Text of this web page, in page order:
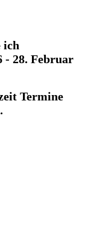
ich
- 28. Februar
Termine